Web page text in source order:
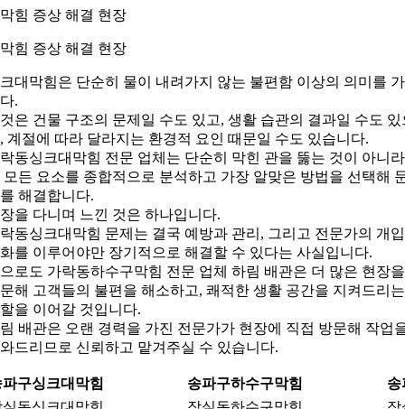
힘 증상 해결 현장
대막힘은 단순히 물이 내려가지 않는 불편함 이상의 의미를
.
은 건물 구조의 문제일 수도 있고, 생활 습관의 결과일 수도 있
계절에 따라 달라지는 환경적 요인 때문일 수도 있습니다.
동싱크대막힘 전문 업체는 단순히 막힌 관을 뚫는 것이 아니
모든 요소를 종합적으로 분석하고 가장 알맞은 방법을 선택해
해결합니다.
을 다니며 느낀 것은 하나입니다.
동싱크대막힘 문제는 결국 예방과 관리, 그리고 전문가의 개
를 이루어야만 장기적으로 해결할 수 있다는 사실입니다.
로도 가락동하수구막힘 전문 업체 하림 배관은 더 많은 현장을
해 고객들의 불편을 해소하고, 쾌적한 생활 공간을 지켜드리는
을 이어갈 것입니다.
배관은 오랜 경력을 가진 전문가가 현장에 직접 방문해 작업
드리므로 신뢰하고 맡겨주실 수 있습니다.
구싱크대막힘 송파구하수구막힘
송